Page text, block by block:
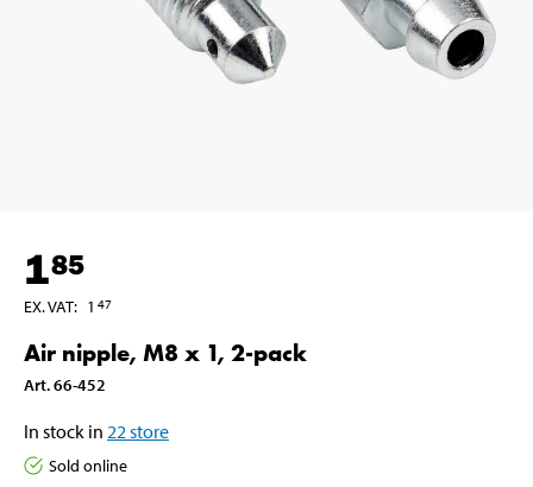
185
EX. VAT: 1 47
Air nipple, M8 x 1, 2-pack
Art.66-452
In stock in 22 store
Sold online